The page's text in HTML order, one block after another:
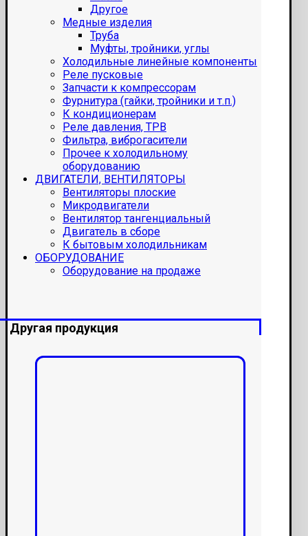
Другое
Медные изделия
Труба
Муфты, тройники, углы
Холодильные линейные компоненты
Реле пусковые
Запчасти к компрессорам
Фурнитура (гайки, тройники и т.п.)
К кондиционерам
Реле давления, ТРВ
Фильтра, виброгасители
Прочее к холодильному
оборудованию
ДВИГАТЕЛИ, ВЕНТИЛЯТОРЫ
Вентиляторы плоские
Микродвигатели
Вентилятор тангенциальный
Двигатель в сборе
К бытовым холодильникам
ОБОРУДОВАНИЕ
Оборудование на продаже
Другая продукция